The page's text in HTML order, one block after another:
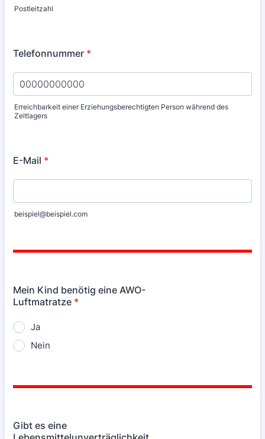
Postleitzahl
Telefonnummer *
Erreichbarkeit einer Erziehungsberechtigten Person während des
Zeltlagers
E-Mail *
beispiel@beispiel.com
Mein Kind benötig eine AWO-
Luftmatratze *
Ja
Nein
Gibt es eine